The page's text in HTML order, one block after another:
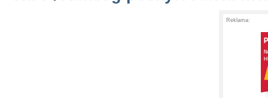
Reklama: